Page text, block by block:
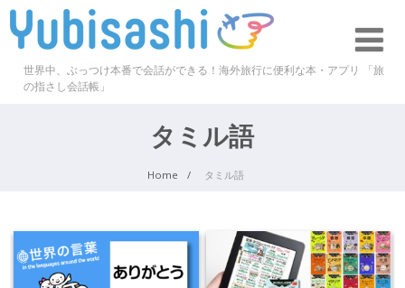
世界中、ぶっつけ本番で会話ができる！海外旅行に便利な本・アプリ 「旅
の指さし会話帳」
タミル語
Home タミル語